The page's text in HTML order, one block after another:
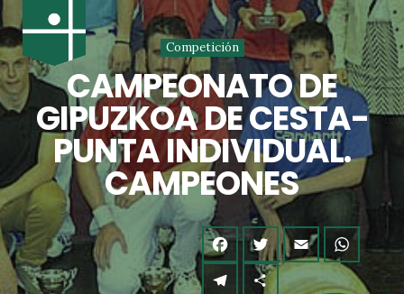
Competición
CAMPEONATO DE
GIPUZKOA DE CESTA-
PUNTA INDIVIDUAL.
CAMPEONES